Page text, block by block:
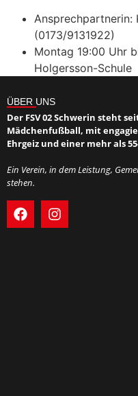
Ansprechpartnerin:
(0173/9131922)
Montag 19:00 Uhr
Holgersson-Schule
ÜBER UNS
Der FSV 02 Schwerin steht
Mädchenfußball, mit
Ehrgeiz und einer mehr als
Ein Verein, in dem Leistung,
stehen.